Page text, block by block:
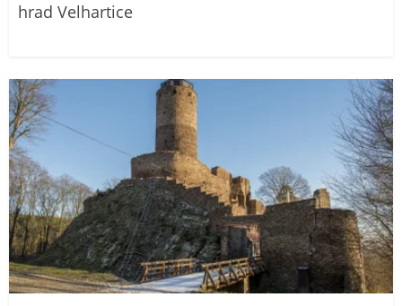
hrad Velhartice